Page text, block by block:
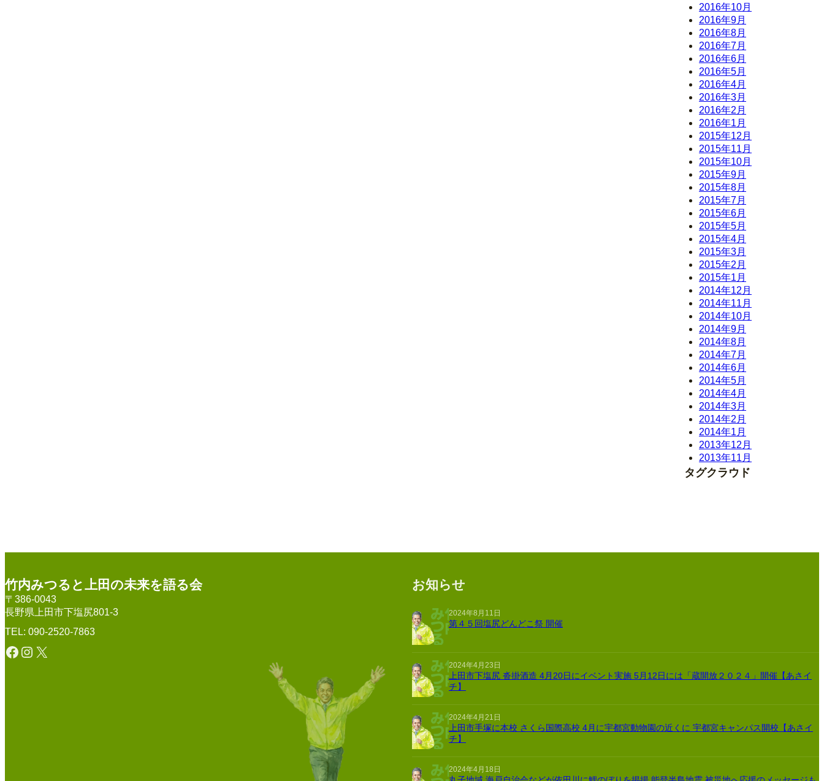
2016年10月
2016年9月
2016年8月
2016年7月
2016年6月
2016年5月
2016年4月
2016年3月
2016年2月
2016年1月
2015年12月
2015年11月
2015年10月
2015年9月
2015年8月
2015年7月
2015年6月
2015年5月
2015年4月
2015年3月
2015年2月
2015年1月
2014年12月
2014年11月
2014年10月
2014年9月
2014年8月
2014年7月
2014年6月
2014年5月
2014年4月
2014年3月
2014年2月
2014年1月
2013年12月
2013年11月
タグクラウド
竹内みつると上田の未来を語る会
〒386-0043
長野県上田市下塩尻801-3
TEL: 090-2520-7863
Facebook Instagram X
お知らせ
2024年8月11日
第４５回塩尻どんどこ祭 開催
2024年4月23日
上田市下塩尻 沓掛酒造 4月20日にイベント実施 5月12日には「蔵開放２０２４」開催【あさイ
チ】
2024年4月21日
上田市手塚に本校 さくら国際高校 4月に宇都宮動物園の近くに 宇都宮キャンパス開校【あさイ
チ】
2024年4月18日